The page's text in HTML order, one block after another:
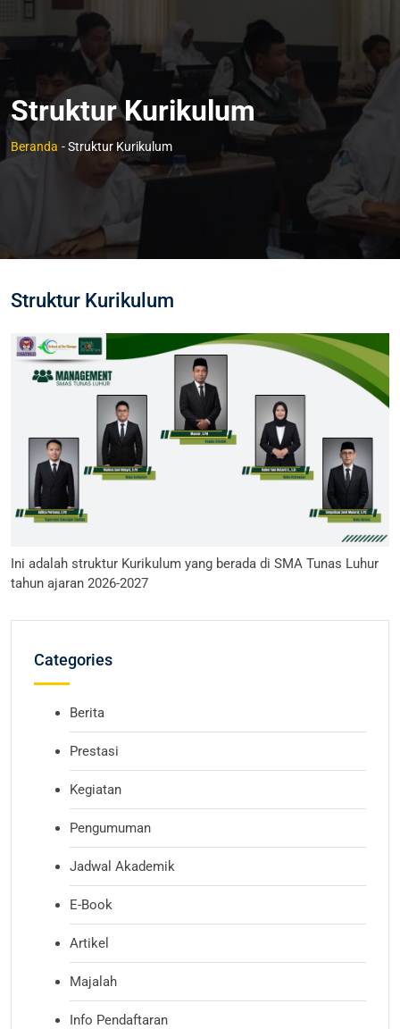
Struktur Kurikulum
Beranda - Struktur Kurikulum
Struktur Kurikulum
Ini adalah struktur Kurikulum yang berada di SMA Tunas Luhur
tahun ajaran 2026-2027
Categories
Berita
Prestasi
Kegiatan
Pengumuman
Jadwal Akademik
E-Book
Artikel
Majalah
Info Pendaftaran